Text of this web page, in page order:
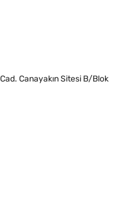
Canayakın Sitesi B/Blok